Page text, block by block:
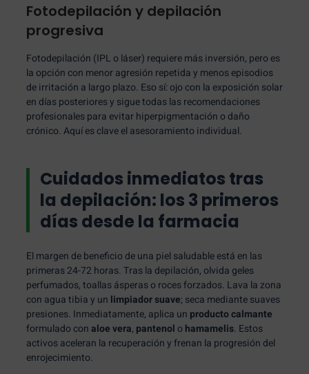
Fotodepilación y depilación
progresiva
Fotodepilación (IPL o láser) requiere más inversión, pero es
la opción con menor agresión repetida y menos episodios
de irritación a largo plazo. Eso sí: ojo con la exposición solar
en días posteriores y sigue todas las recomendaciones
profesionales para evitar hiperpigmentación o daño
crónico. Aquí es clave el asesoramiento individual.
Cuidados inmediatos tras
la depilación: los 3 primeros
días desde la farmacia
El margen de beneficio de una piel saludable está en las
primeras 24-72 horas. Tras la depilación, olvida geles
perfumados, toallas ásperas o roces forzados. Lava la zona
con agua tibia y un limpiador suave; seca mediante suaves
presiones. Inmediatamente, aplica un producto calmante
formulado conaloe vera, pantenol o hamamelis. Estos
activos aceleran la recuperación y frenan la progresión del
enrojecimiento.